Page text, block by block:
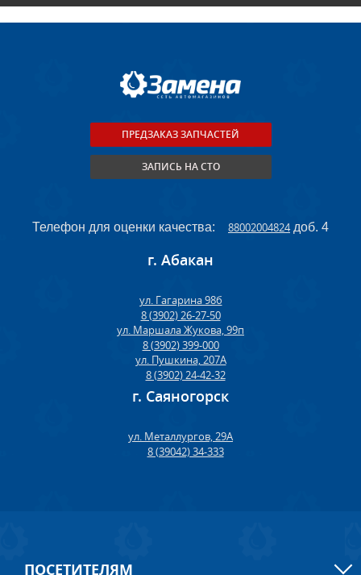
ПРЕДЗАКАЗ ЗАПЧАСТЕЙ
ЗАПИСЬ НА СТО
Телефон для оценки качества: 88002004824доб. 4
г. Абакан
ул. Гагарина 98б
8 (3902) 26-27-50
ул. Маршала Жукова, 99п
8 (3902) 399-000
ул. Пушкина, 207А
8 (3902) 24-42-32
г. Саяногорск
ул. Металлургов, 29А
8 (39042) 34-333
ПОСЕТИТЕЛЯМ